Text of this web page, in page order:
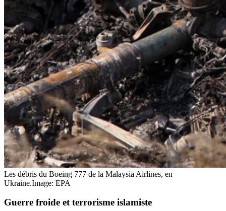
Les débris du Boeing 777 de la Malaysia Airlines, en
Ukraine.Image: EPA
Guerre froide et terrorisme islamiste